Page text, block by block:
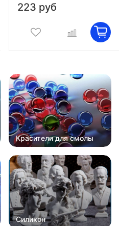
223 руб
Красители для смолы
Силикон